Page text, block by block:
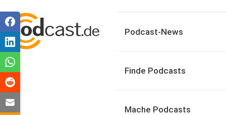
Podcast-News
Finde Podcasts
Mache Podcasts